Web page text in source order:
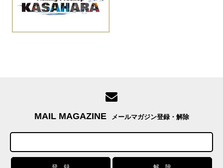
MAIL MAGAZINE メールマガジン登録・解除